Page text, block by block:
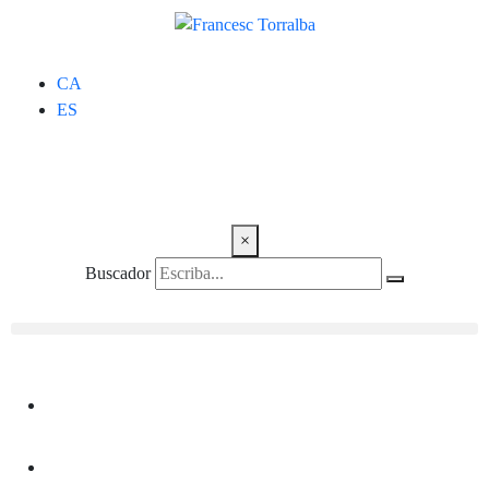
CA
ES
×
Buscador